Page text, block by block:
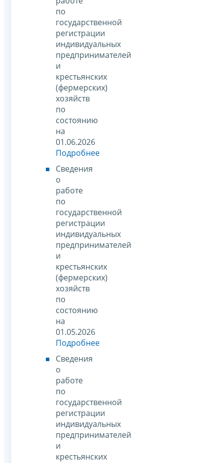
по
государственной
регистрации
индивидуальных
предпринимателей
и
крестьянских
(фермерских)
хозяйств
по
состоянию
на
01.06.2026
Подробнее
Сведения
о
работе
по
государственной
регистрации
индивидуальных
предпринимателей
и
крестьянских
(фермерских)
хозяйств
по
состоянию
на
01.05.2026
Подробнее
Сведения
о
работе
по
государственной
регистрации
индивидуальных
предпринимателей
и
крестьянских